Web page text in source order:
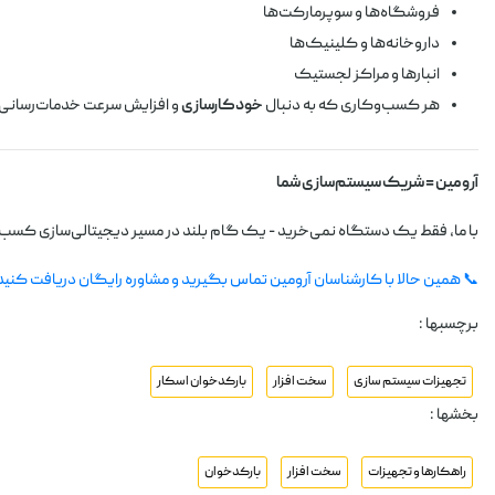
فروشگاه‌ها و سوپرمارکت‌ها
داروخانه‌ها و کلینیک‌ها
انبارها و مراکز لجستیک
هر کسب‌وکاری که به دنبال خودکارسازیو افزایش سرعت
آرومین = شریک سیستم‌سازی شما
با ما، فقط یک دستگاه نمی‌خرید - یک گام بلند در مسیر دیجیتالی‌سازی
📞 همین حالا با کارشناسان آرومین تماس بگیرید و مشاوره رایگان دریافت
برچسبها :
تجهیزات سیستم سازی سخت افزار بارکدخوان اسکار
بخشها :
راهکارها و تجهیزات سخت افزار بارکدخوان